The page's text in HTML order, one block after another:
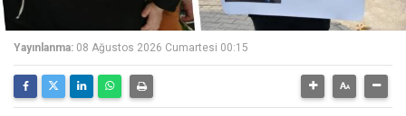
Yayınlanma: 08 Ağustos 2026 Cumartesi 00:15